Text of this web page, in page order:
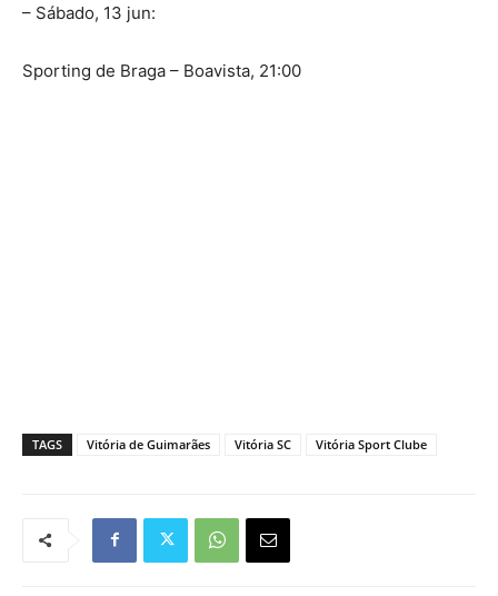
– Sábado, 13 jun:
Sporting de Braga – Boavista, 21:00
TAGS Vitória de Guimarães Vitória SC Vitória Sport Clube